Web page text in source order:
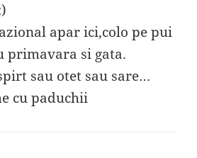
apar ici,colo pe pui
primavara si gata.
sau otet sau sare…
cu paduchii